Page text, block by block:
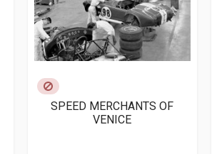
SPEED MERCHANTS OF
VENICE